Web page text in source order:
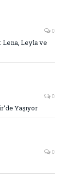
0
Lena, Leyla ve
0
Yaşıyor
0